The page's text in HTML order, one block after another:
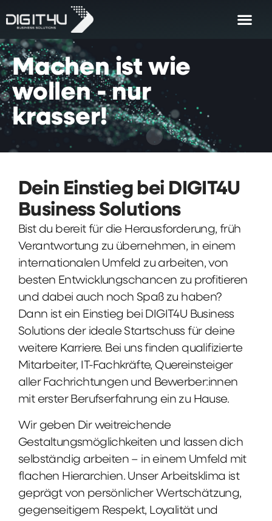
Machen ist wie
wollen - nur
krasser!
Dein Einstieg bei DIGIT4U
Business Solutions
Bist du bereit für die Herausforderung, früh
Verantwortung zu übernehmen, in einem
internationalen Umfeld zu arbeiten, von
besten Entwicklungschancen zu profitieren
und dabei auch noch Spaß zu haben?
Dann ist ein Einstieg bei DIGIT4U Business
Solutions der ideale Startschuss für deine
weitere Karriere. Bei uns finden qualifizierte
Mitarbeiter, IT-Fachkräfte, Quereinsteiger
aller Fachrichtungen und Bewerber:innen
mit erster Berufserfahrung ein zu Hause.
Wir geben Dir weitreichende
Gestaltungsmöglichkeiten und lassen dich
selbständig arbeiten – in einem Umfeld mit
flachen Hierarchien. Unser Arbeitsklima ist
geprägt von persönlicher Wertschätzung,
gegenseitigem Respekt, Loyalität und